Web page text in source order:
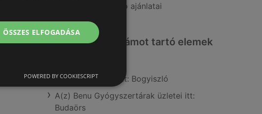
A(z) Expert Electro ajánlatai
Érdeklődésre számot tartó elemek
A(z) Reál üzletei itt: Bogyiszló
A(z) Benu Gyógyszertárak üzletei itt:
Budaörs
ÖSSZES ELFOGADÁSA
POWERED BY COOKIESCRIPT